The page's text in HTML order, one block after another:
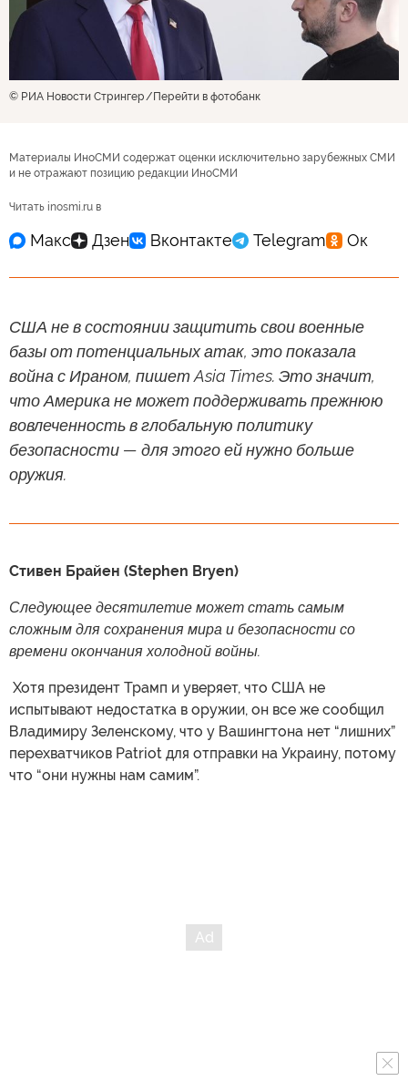
© РИА Новости Стрингер Перейти в фотобанк
Материалы ИноСМИ содержат оценки исключительно зарубежных СМИ
и не отражают позицию редакции ИноСМИ
Читать inosmi.ru в
США не в состоянии защитить свои военные
базы от потенциальных атак, это показала
война с Ираном, пишет Asia Times. Это значит,
что Америка не может поддерживать прежнюю
вовлеченность в глобальную политику
безопасности — для этого ей нужно больше
оружия.
Стивен Брайен (Stephen Bryen)
Следующее десятилетие может стать самым
сложным для сохранения мира и безопасности со
времени окончания холодной войны.
​ Хотя президент Трамп и уверяет, что США не
испытывают недостатка в оружии, он все же сообщил
Владимиру Зеленскому, что у Вашингтона нет “лишних”
перехватчиков Patriot для отправки на Украину, потому
что “они нужны нам самим”.